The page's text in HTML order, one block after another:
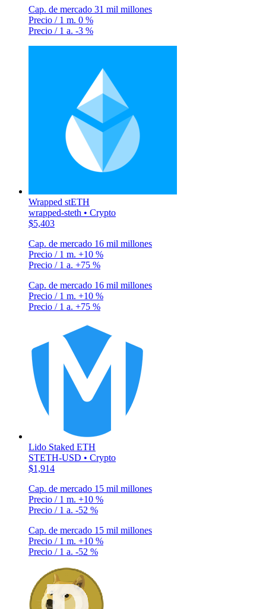
Cap. de mercado 31 mil millones
Precio / 1 m. 0 %
Precio / 1 a. -3 %
Wrapped stETH
wrapped-steth • Crypto
$5,403
Cap. de mercado 16 mil millones
Precio / 1 m. +10 %
Precio / 1 a. +75 %
Cap. de mercado 16 mil millones
Precio / 1 m. +10 %
Precio / 1 a. +75 %
Lido Staked ETH
STETH-USD • Crypto
$1,914
Cap. de mercado 15 mil millones
Precio / 1 m. +10 %
Precio / 1 a. -52 %
Cap. de mercado 15 mil millones
Precio / 1 m. +10 %
Precio / 1 a. -52 %